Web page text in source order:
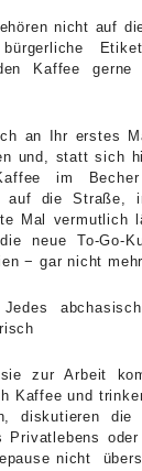
nicht auf
Kaffee gerne
an Ihr erstes
und, statt sich
im
auf die Straße,
Mal vermutlich
neue To-Go-
− gar nicht
zur Arbeit
Kaffee und
diskutieren die
Privatlebens
nicht